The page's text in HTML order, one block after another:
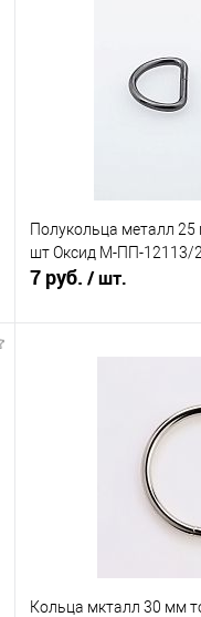
В избранное
Полукольца металл
шт Оксид М-ПП-12113/
7 руб. / шт.
Кольца мкталл 30 мм